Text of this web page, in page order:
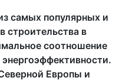
самых популярных и
строительства в
соотношение
Европы и